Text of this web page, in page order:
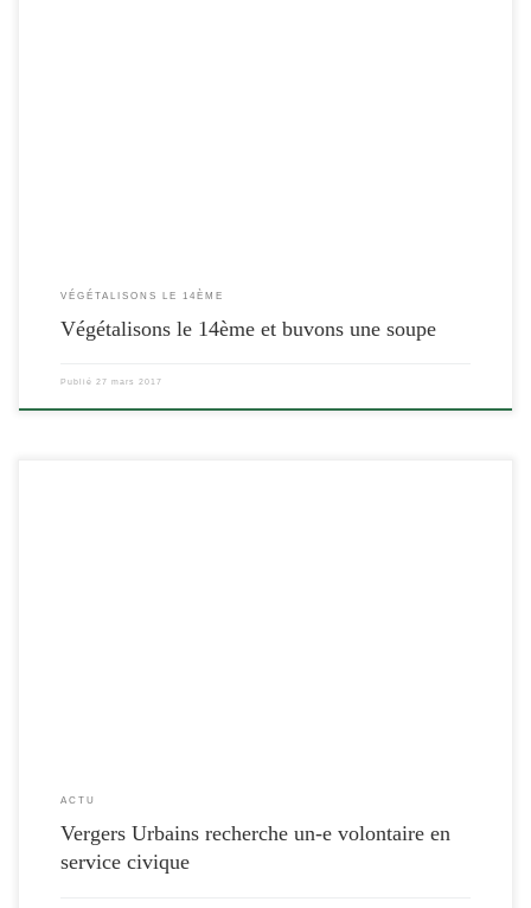
VÉGÉTALISONS LE 14ÈME
Végétalisons le 14ème et buvons une soupe
Publié 27 mars 2017
ACTU
Vergers Urbains recherche un-e volontaire en
service civique